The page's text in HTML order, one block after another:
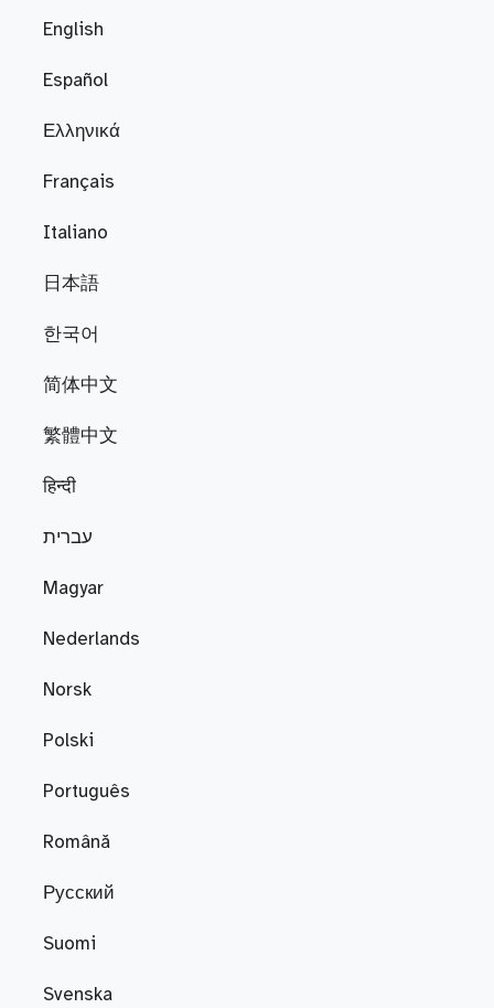
English
Español
Ελληνικά
Français
Italiano
日本語
한국어
简体中文
繁體中文
हिन्दी
עברית
Magyar
Nederlands
Norsk
Polski
Português
Română
Русский
Suomi
Svenska